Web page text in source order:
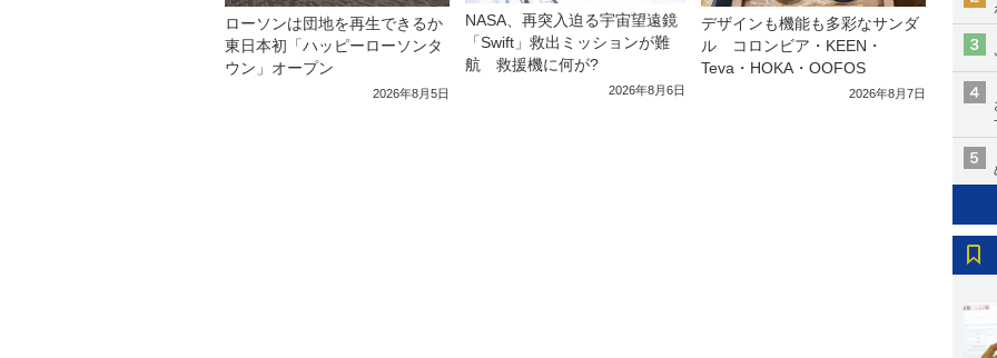
ローソンは団地を再生できるか
東日本初「ハッピーローソンタ
ウン」オープン
2026年8月5日
NASA、再突入迫る宇宙望遠鏡
「Swift」救出ミッションが難
航 救援機に何が?
2026年8月6日
デザインも機能も多彩なサンダ
ル コロンビア・KEEN・
Teva・HOKA・OOFOS
2026年8月7日